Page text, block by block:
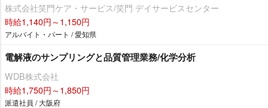
株式会社笑門ケア・サービス/笑門 デイサービスセンター
時給1,140円～1,150円
アルバイト・パート / 愛知県
電解液のサンプリングと品質管理業務/化学分析
WDB株式会社
時給1,750円～1,850円
派遣社員 / 大阪府